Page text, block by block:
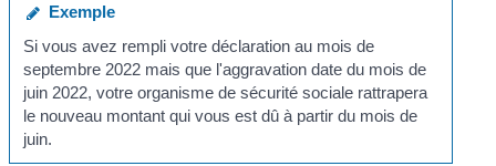
Exemple
Si vous avez rempli votre déclaration au mois de
septembre 2022 mais que l'aggravation date du mois de
juin 2022, votre organisme de sécurité sociale rattrapera
le nouveau montant qui vous est dû à partir du mois de
juin.